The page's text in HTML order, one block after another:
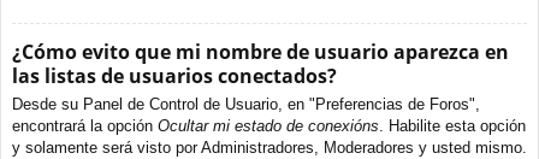
¿Cómo evito que mi nombre de usuario aparezca en
las listas de usuarios conectados?
Desde su Panel de Control de Usuario, en "Preferencias de Foros",
encontrará la opción Ocultar mi estado de conexións. Habilite esta opción
y solamente será visto por Administradores, Moderadores y usted mismo.